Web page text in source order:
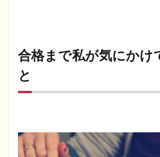
合格まで私が気にかけ
と